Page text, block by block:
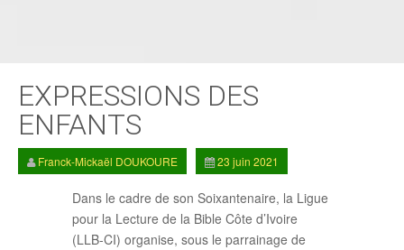
EXPRESSIONS DES
ENFANTS
Franck-Mickaël DOUKOURE 23 juin 2021
Dans le cadre de son Soixantenaire, la Ligue
pour la Lecture de la Bible Côte d’Ivoire
(LLB-CI) organise, sous le parrainage de